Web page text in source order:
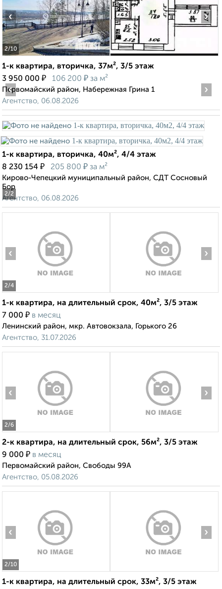
2/10
‹ ›
1-к квартира, вторичка, 37м², 3/5 этаж
3 950 000 ₽ 106 200 ₽ за м²
Первомайский район, Набережная Грина 1
Агентство, 06.08.2026
2/2
‹ ›
1-к квартира, вторичка, 40м², 4/4 этаж
8 230 154 ₽ 205 800 ₽ за м²
Кирово-Чепецкий муниципальный район, СДТ Сосновый
Бор
Агентство, 06.08.2026
2/4
‹ ›
1-к квартира, на длительный срок, 40м², 3/5 этаж
7 000 ₽ в месяц
Ленинский район, мкр. Автовокзала, Горького 26
Агентство, 31.07.2026
2/6
‹ ›
2-к квартира, на длительный срок, 56м², 3/5 этаж
9 000 ₽ в месяц
Первомайский район, Свободы 99А
Агентство, 05.08.2026
2/10
‹ ›
1-к квартира, на длительный срок, 33м², 3/5 этаж